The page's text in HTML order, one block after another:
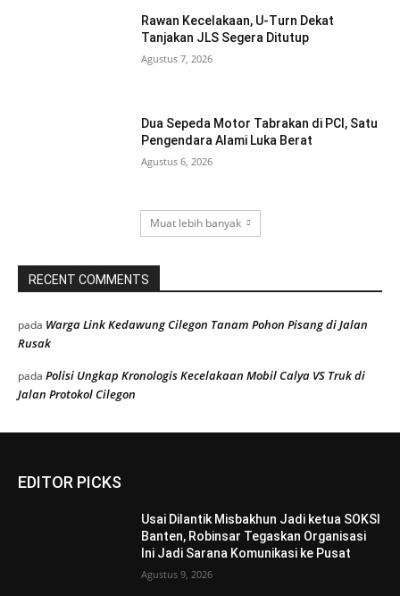
Rawan Kecelakaan, U-Turn Dekat
Tanjakan JLS Segera Ditutup
Agustus 7, 2026
Dua Sepeda Motor Tabrakan di PCI, Satu
Pengendara Alami Luka Berat
Agustus 6, 2026
Muat lebih banyak
RECENT COMMENTS
pada Warga Link Kedawung Cilegon Tanam Pohon Pisang di Jalan
Rusak
pada Polisi Ungkap Kronologis Kecelakaan Mobil Calya VS Truk di
Jalan Protokol Cilegon
EDITOR PICKS
Usai Dilantik Misbakhun Jadi ketua SOKSI
Banten, Robinsar Tegaskan Organisasi
Ini Jadi Sarana Komunikasi ke Pusat
Agustus 9, 2026